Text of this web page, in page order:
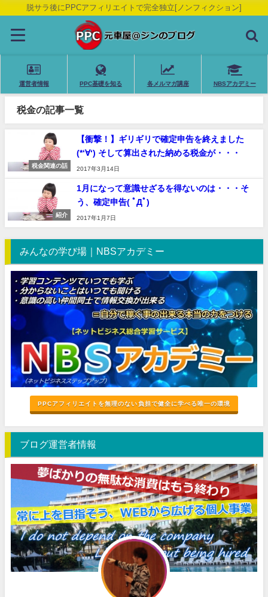
脱サラ後にPPCアフィリエイトで完全独立[ノンフィクション]
運営者情報 PPC基礎を知る 各メルマガ講座 NBSアカデミー
税金の記事一覧
税金関連の話
【衝撃！】ギリギリで確定申告を終えました
(*‘∀‘) そして算出された納める税金が・・・
2017年3月14日
紹介
1月になって意識せざるを得ないのは・・・そ
う、確定申告( ﾟДﾟ)
2017年1月7日
みんなの学び場｜NBSアカデミー
PPCアフィリエイトを無理のない負担で健全に学べる唯一の環境
ブログ運営者情報